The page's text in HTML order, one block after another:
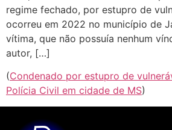
regime fechado, por estupro de
ocorreu em 2022 no município de
vítima, que não possuía nenhum
autor, […]
(Condenado por estupro de
Polícia Civil em cidade de MS)